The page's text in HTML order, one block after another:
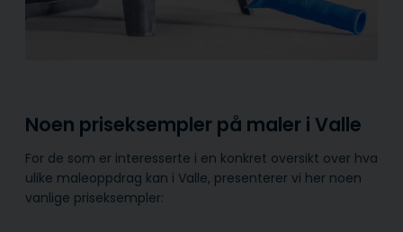
Noen priseksempler på maler i Valle
For de som er interesserte i en konkret oversikt over hva
ulike maleoppdrag kan i Valle, presenterer vi her noen
vanlige priseksempler: